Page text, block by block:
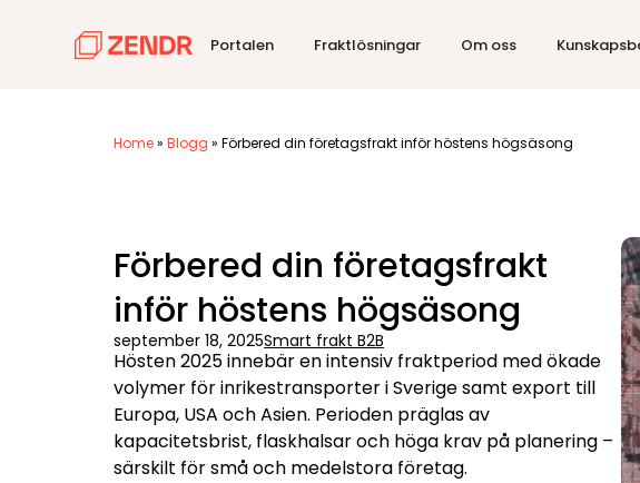
Portalen Fraktlösningar Om oss
Home» Blogg » Förbered din företagsfrakt inför höstens högsäsong
Förbered din företagsfrakt
inför höstens högsäsong
september 18, 2025Smart frakt B2B
Hösten 2025 innebär en intensiv fraktperiod med ökade
volymer för inrikestransporter i Sverige samt export till
Europa, USA och Asien. Perioden präglas av
kapacitetsbrist, flaskhalsar och höga krav på planering –
särskilt för små och medelstora företag.